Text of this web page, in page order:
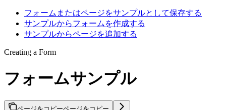
フォームまたはページをサンプルとして保存する
サンプルからフォームを作成する
サンプルからページを追加する
Creating a Form
フォームサンプル